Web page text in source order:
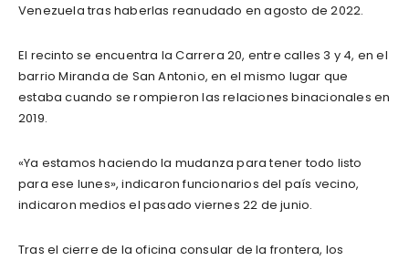
Venezuela tras haberlas reanudado en agosto de 2022.
El recinto se encuentra la Carrera 20, entre calles 3 y 4, en el
barrio Miranda de San Antonio, en el mismo lugar que
estaba cuando se rompieron las relaciones binacionales en
2019.
«Ya estamos haciendo la mudanza para tener todo listo
para ese lunes», indicaron funcionarios del país vecino,
indicaron medios el pasado viernes 22 de junio.
Tras el cierre de la oficina consular de la frontera, los